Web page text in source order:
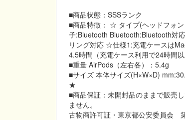
■商品状態：SSSランク
■商品特徴： ☆ タイプ(ヘッドフォ
子:Bluetooth Bluetooth:Bluetooth対
リング対応 ☆仕様1:充電ケースは
4.5時間（充電ケース利用で24時間
■重量 AirPods（左右各）：5.4g
■サイズ 本体サイズ(H×W×D)
★
■商品保証：未開封品のままで販売
ません。
古物商許可証・東京都公安委員会